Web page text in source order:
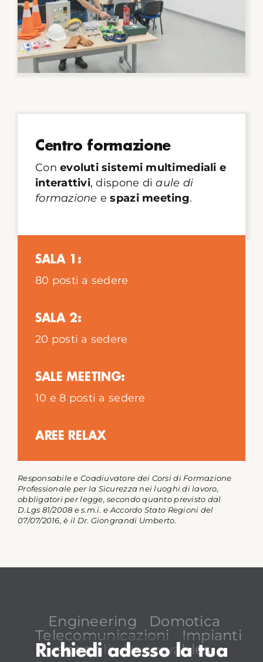
Centro formazione
Conevoluti sistemi multimediali e
interattivi, dispone diaule di
formazione espazi meeting.
SALA 1:
80 posti a sedere
SALA 2:
20 posti a sedere
SALE MEETING:
10 e 8 posti a sedere
AREE RELAX
Responsabile e Coadiuvatore dei Corsi di Formazione
Professionale per la Sicurezza nei luoghi di lavoro,
obbligatori per legge, secondo quanto previsto dal
D.Lgs 81/2008 e s.m.i. e Accordo Stato Regioni del
07/07/2016, è il Dr. Giongrandi Umberto.
Engineering
Domotica
Telecomunicazioni
Impianti
speciali
Renewables
Richiedi adesso la tua